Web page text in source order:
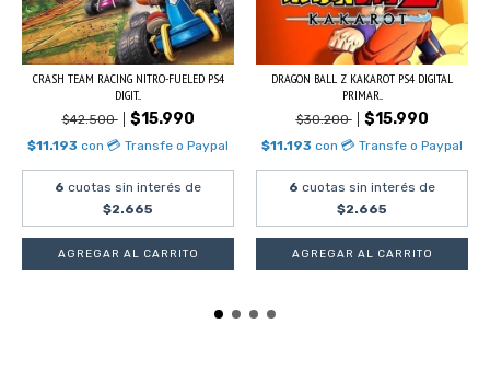
CRASH TEAM RACING NITRO-FUELED PS4
DIGIT...
$42.500 $15.990
$11.193 con 💳 Transfe o Paypal
6 cuotas sin interés de
$2.665
DRAGON BALL Z KAKAROT PS4 DIGITAL
PRIMAR...
$30.200 $15.990
$11.193 con 💳 Transfe o Paypal
6 cuotas sin interés de
$2.665